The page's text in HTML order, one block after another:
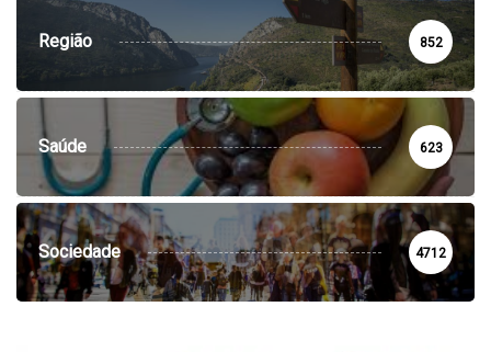
Região 852
Saúde 623
Sociedade 4712